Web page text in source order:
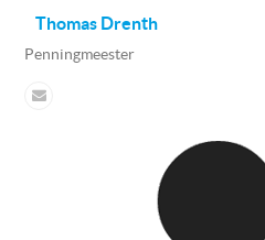
Thomas Drenth
Penningmeester